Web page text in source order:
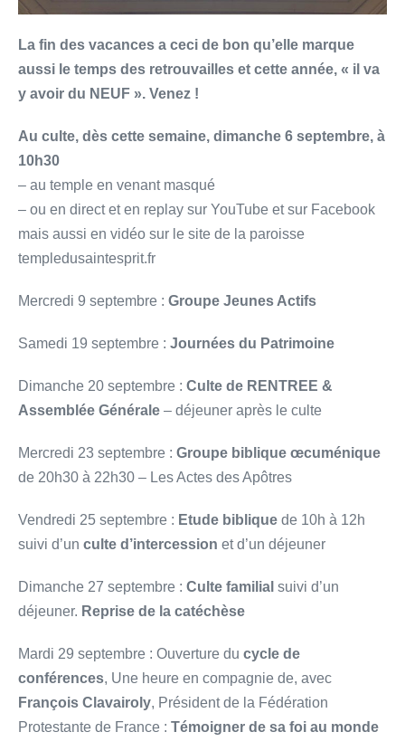
La fin des vacances a ceci de bon qu’elle marque
aussi le temps des retrouvailles et cette année, « il va
y avoir du NEUF ». Venez !
Au culte, dès cette semaine, dimanche 6 septembre, à
10h30
– au temple en venant masqué
– ou en direct et en replay sur YouTube et sur Facebook
mais aussi en vidéo sur le site de la paroisse
templedusaintesprit.fr
Mercredi 9 septembre : Groupe Jeunes Actifs
Samedi 19 septembre : Journées du Patrimoine
Dimanche 20 septembre : Culte de RENTREE &
Assemblée Générale – déjeuner après le culte
Mercredi 23 septembre : Groupe biblique œcuménique
de 20h30 à 22h30 – Les Actes des Apôtres
Vendredi 25 septembre : Etude biblique de 10h à 12h
suivi d’un culte d’intercession et d’un déjeuner
Dimanche 27 septembre : Culte familial suivi d’un
déjeuner. Reprise de la catéchèse
Mardi 29 septembre : Ouverture du cycle de
conférences, Une heure en compagnie de, avec
François Clavairoly, Président de la Fédération
Protestante de France : Témoigner de sa foi au monde